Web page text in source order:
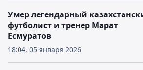
18:04, 05 января 2026
Умер легендарный
футболист и тренер Марат
Есмуратов